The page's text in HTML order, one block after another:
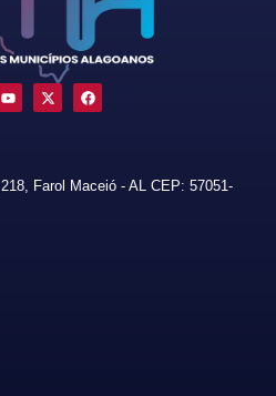
Farol Maceió - AL CEP: 57051-